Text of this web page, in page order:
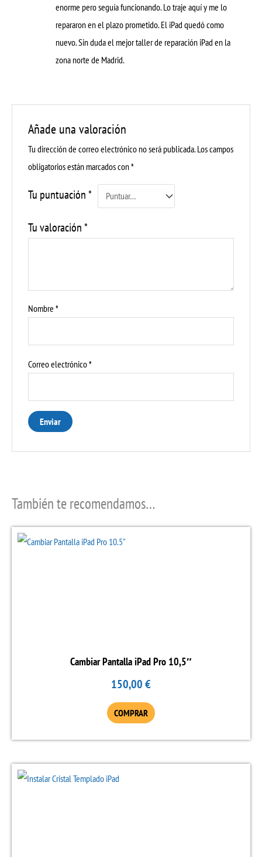
enorme pero seguía funcionando. Lo traje aquí y me lo
repararon en el plazo prometido. El iPad quedó como
nuevo. Sin duda el mejor taller de reparación iPad en la
zona norte de Madrid.
Añade una valoración
Tu dirección de correo electrónico no será publicada.Los campos
obligatorios están marcados con*
Tu puntuación*
Tu valoración*
Nombre*
Correo electrónico*
También te recomendamos…
Cambiar Pantalla iPad Pro 10,5″
150,00€
COMPRAR
se
en
de